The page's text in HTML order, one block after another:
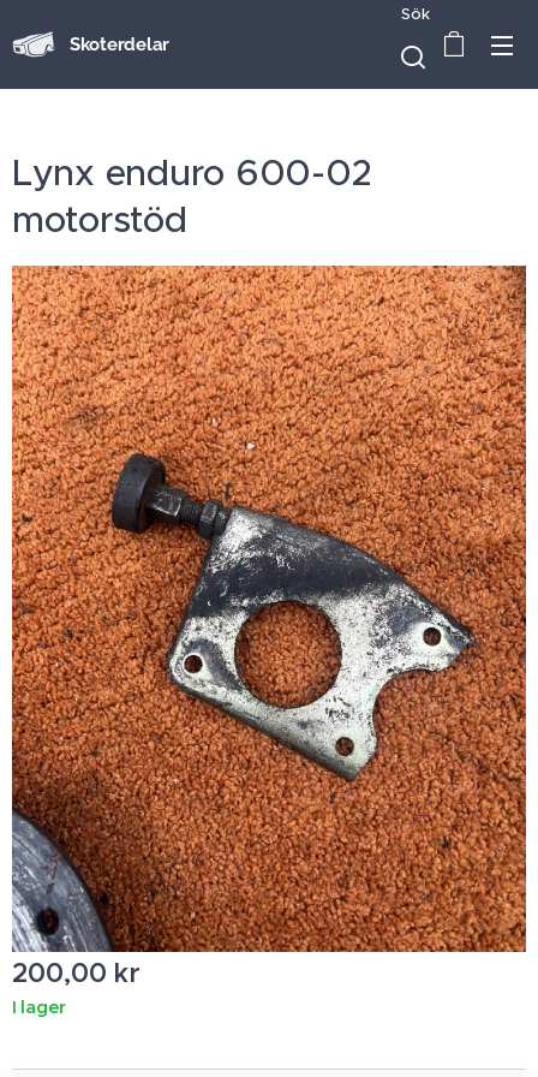
Skoterdelar
Sök
Lynx enduro 600-02
motorstöd
200,00 kr
I lager